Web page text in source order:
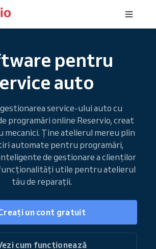
pentru
auto
service-ului auto cu
programări online Reservio, creat
mecanici. Ține atelierul mereu plin
automate pentru programări,
de gestionare a clienților
utile pentru atelierul
tău de reparații.
un cont gratuit
cum funcționează